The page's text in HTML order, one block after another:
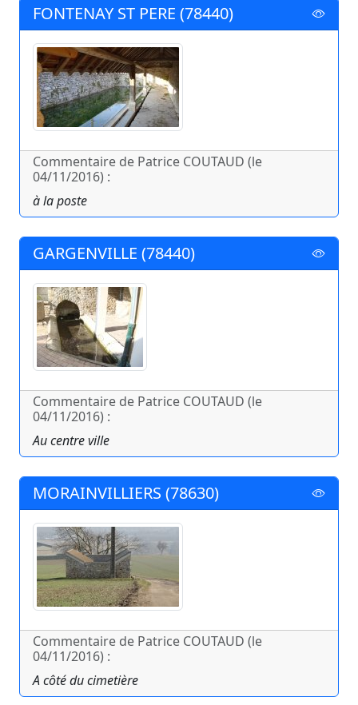
FONTENAY ST PERE (78440)
Commentaire de Patrice COUTAUD (le
04/11/2016) :
à la poste
GARGENVILLE (78440)
Commentaire de Patrice COUTAUD (le
04/11/2016) :
Au centre ville
MORAINVILLIERS (78630)
Commentaire de Patrice COUTAUD (le
04/11/2016) :
A côté du cimetière